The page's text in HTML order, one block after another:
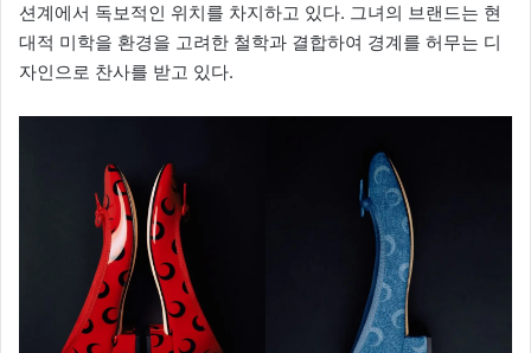
션계에서 독보적인 위치를 차지하고 있다. 그녀의 브랜드는 현
대적 미학을 환경을 고려한 철학과 결합하여 경계를 허무는 디
자인으로 찬사를 받고 있다.